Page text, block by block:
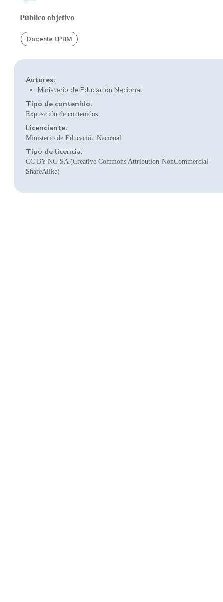
Público objetivo
Docente EPBM
Autores:
Ministerio de Educación Nacional
Tipo de contenido:
Exposición de contenidos
Licenciante:
Ministerio de Educación Nacional
Tipo de licencia:
CC BY-NC-SA (Creative Commons Attribution-NonCommercial-
ShareAlike)